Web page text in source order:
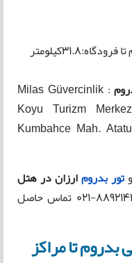
:
Milas Güvercinlik
Koyu Turizm
Kumbahce Mah.
تور بدرومارزان درهتل
با شماره 88921447-021 تماس حاصل
بدروم تا مراکز